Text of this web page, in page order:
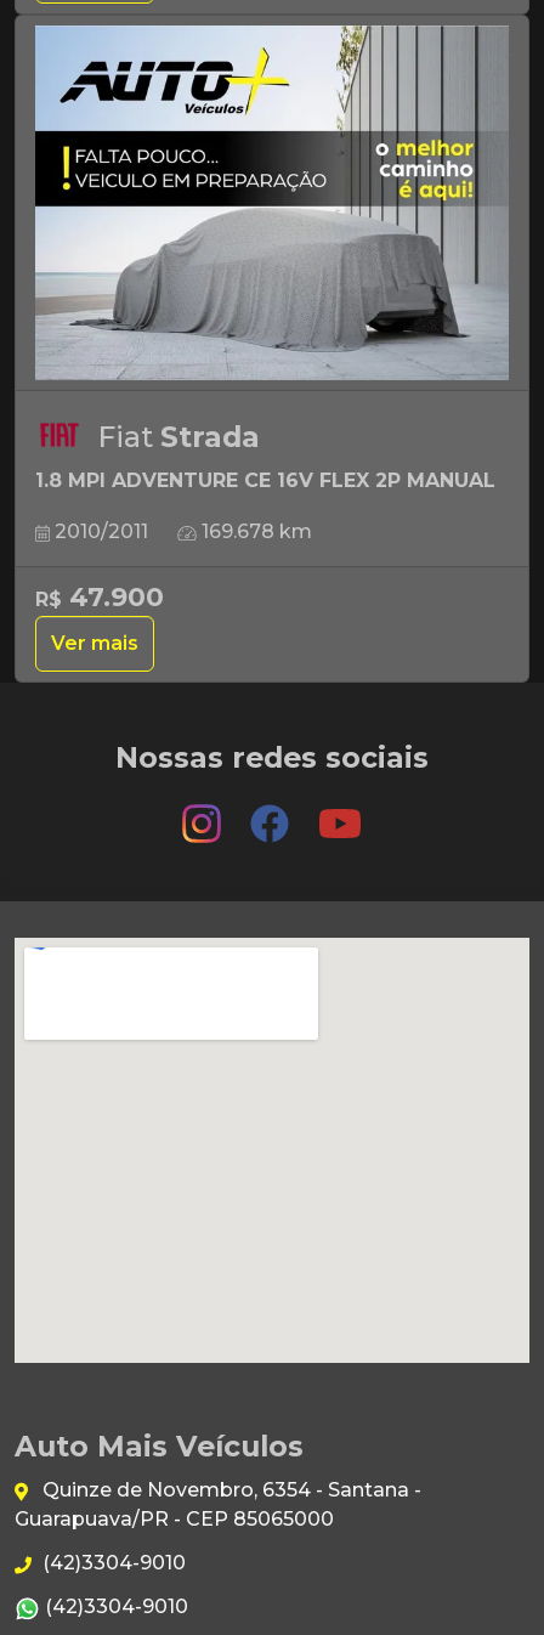
Fiat Strada
1.8 MPI ADVENTURE CE 16V FLEX 2P MANUAL
2010/2011 169.678 km
R$ 47.900
Ver mais
Nossas redes sociais
Auto Mais Veículos
Quinze de Novembro, 6354 - Santana -
Guarapuava/PR - CEP 85065000
(42)3304-9010
(42)3304-9010